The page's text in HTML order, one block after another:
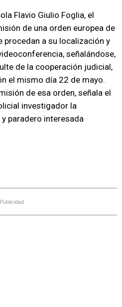
Flavio Giulio Foglia, el
de una orden europea de
procedan a su localización y
señalándose,
de la cooperación judicial,
el mismo día 22 de mayo.
de esa orden, señala el
investigador la
paradero interesada
Publicidad